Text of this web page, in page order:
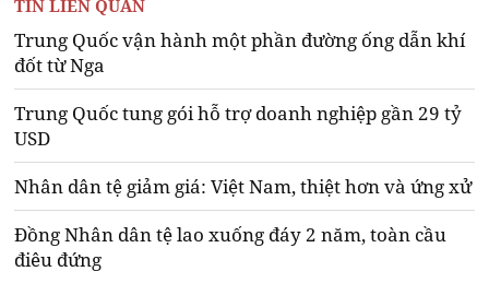
TIN LIÊN QUAN
Trung Quốc vận hành một phần đường ống dẫn khí
đốt từ Nga
Trung Quốc tung gói hỗ trợ doanh nghiệp gần 29 tỷ
USD
Nhân dân tệ giảm giá: Việt Nam, thiệt hơn và ứng xử
Đồng Nhân dân tệ lao xuống đáy 2 năm, toàn cầu
điêu đứng